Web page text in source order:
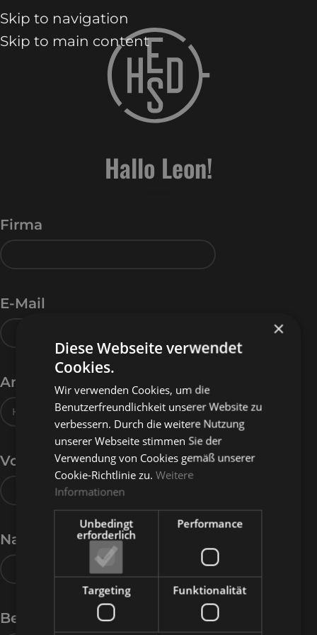
Skip to navigation
Skip to main content
Hallo Leon!
Firma
E-Mail
Anrede
Vorname
Nachname
Beschreibung
×
Diese Webseite verwendet
Cookies.
Wir verwenden Cookies, um die
Benutzerfreundlichkeit unserer Website zu
verbessern. Durch die weitere Nutzung
unserer Webseite stimmen Sie der
Verwendung von Cookies gemäß unserer
Cookie-Richtlinie zu.Weitere
Informationen
Unbedingt
erforderlich
Performance
Targeting Funktionalität